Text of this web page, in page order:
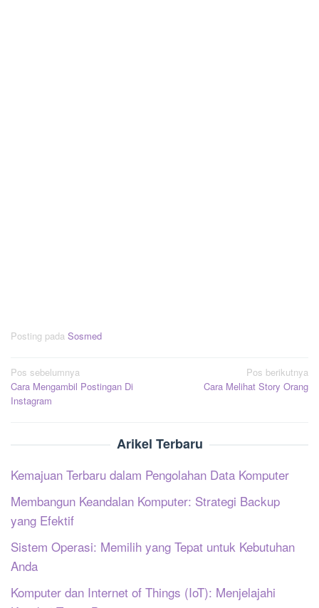
Posting pada Sosmed
Navigasi
pos
Pos sebelumnya
Cara Mengambil Postingan Di
Instagram
Pos berikutnya
Cara Melihat Story Orang
Arikel Terbaru
Kemajuan Terbaru dalam Pengolahan Data Komputer
Membangun Keandalan Komputer: Strategi Backup
yang Efektif
Sistem Operasi: Memilih yang Tepat untuk Kebutuhan
Anda
Komputer dan Internet of Things (IoT): Menjelajahi